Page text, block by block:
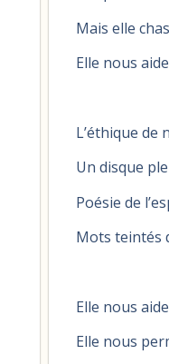
Mais elle
Elle nous
L’éthique de
Un disque
Poésie de
Mots teintés
Elle nous
Elle nous